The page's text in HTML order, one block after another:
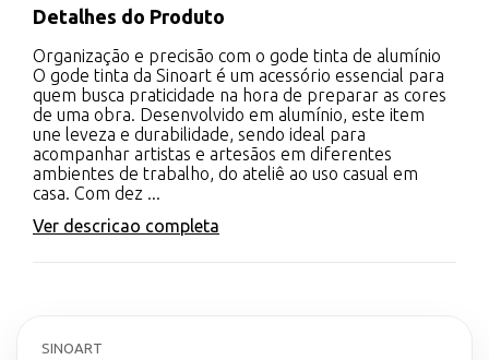
Detalhes do Produto
Organização e precisão com o gode tinta de alumínio
O gode tinta da Sinoart é um acessório essencial para
quem busca praticidade na hora de preparar as cores
de uma obra. Desenvolvido em alumínio, este item
une leveza e durabilidade, sendo ideal para
acompanhar artistas e artesãos em diferentes
ambientes de trabalho, do ateliê ao uso casual em
casa. Com dez ...
Ver descricao completa
SINOART